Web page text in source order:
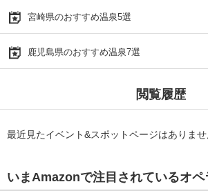
宮崎県のおすすめ温泉5選
鹿児島県のおすすめ温泉7選
閲覧履歴
最近見たイベント&スポットページはありませ
いまAmazonで注目されているオ